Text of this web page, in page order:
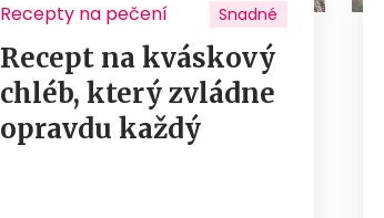
Recepty na pečení Snadné
Recept na kváskový
chléb, který zvládne
opravdu každý